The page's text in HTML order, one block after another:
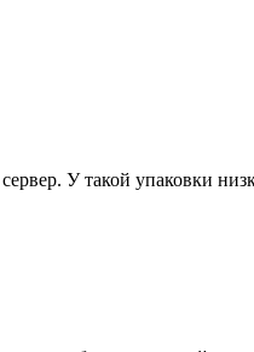
У такой упаковки